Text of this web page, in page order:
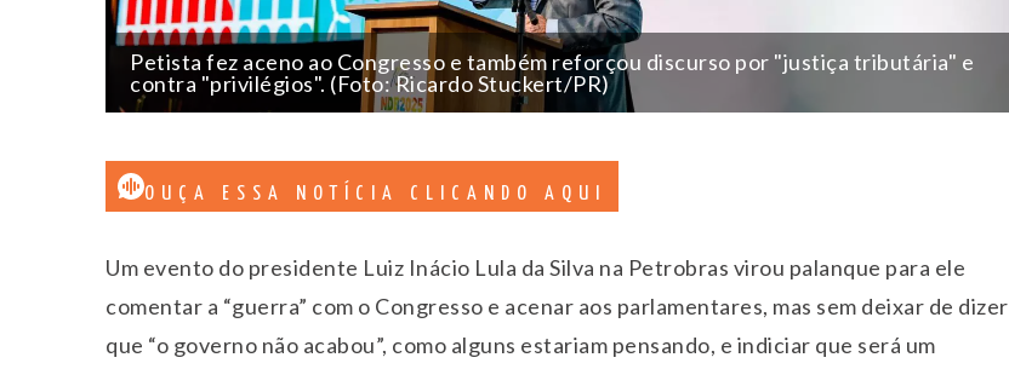
Petista fez aceno ao Congresso e também reforçou discurso por "justiça tributária" e
contra "privilégios". (Foto: Ricardo Stuckert/PR)
OUÇA ESSA NOTÍCIA CLICANDO AQUI
Um evento do presidente Luiz Inácio Lula da Silva na Petrobras virou palanque para ele
comentar a “guerra” com o Congresso e acenar aos parlamentares, mas sem deixar de dizer
que “o governo não acabou”, como alguns estariam pensando, e indiciar que será um